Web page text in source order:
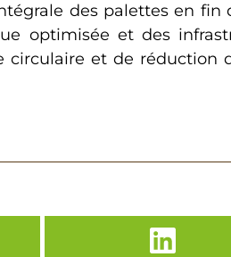
des palettes en
optimisée et des
circulaire et de réduction